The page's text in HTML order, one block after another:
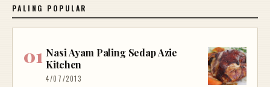
PALING POPULAR
Nasi Ayam Paling Sedap Azie
Kitchen
4/07/2013